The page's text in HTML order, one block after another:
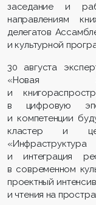
заседание и
направлениям
делегатов
и культурной
30 августа
«Новая
и
в цифровую
и компетенции
кластер и
и интеграция
в современном
проектный
и чтения на